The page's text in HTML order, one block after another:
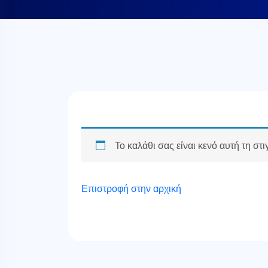
Το καλάθι σας είναι κενό αυτή τη
Επιστροφή στην αρχική